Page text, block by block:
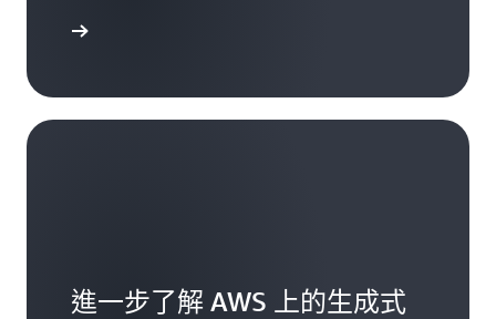
進一步了解 AWS 上的生成式